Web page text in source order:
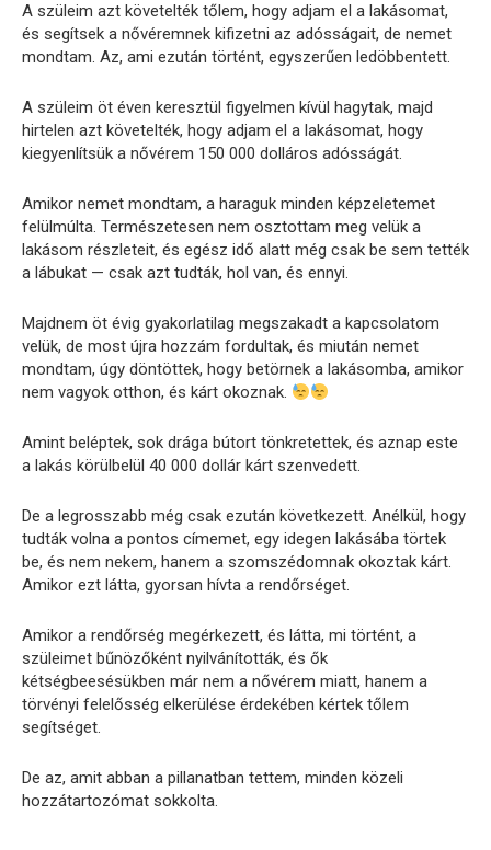
A szüleim azt követelték tőlem, hogy adjam el a lakásomat,
és segítsek a nővéremnek kifizetni az adósságait, de nemet
mondtam. Az, ami ezután történt, egyszerűen ledöbbentett.
A szüleim öt éven keresztül figyelmen kívül hagytak, majd
hirtelen azt követelték, hogy adjam el a lakásomat, hogy
kiegyenlítsük a nővérem 150 000 dolláros adósságát.
Amikor nemet mondtam, a haraguk minden képzeletemet
felülmúlta. Természetesen nem osztottam meg velük a
lakásom részleteit, és egész idő alatt még csak be sem tették
a lábukat — csak azt tudták, hol van, és ennyi.
Majdnem öt évig gyakorlatilag megszakadt a kapcsolatom
velük, de most újra hozzám fordultak, és miután nemet
mondtam, úgy döntöttek, hogy betörnek a lakásomba, amikor
nem vagyok otthon, és kárt okoznak.
Amint beléptek, sok drága bútort tönkretettek, és aznap este
a lakás körülbelül 40 000 dollár kárt szenvedett.
De a legrosszabb még csak ezután következett. Anélkül, hogy
tudták volna a pontos címemet, egy idegen lakásába törtek
be, és nem nekem, hanem a szomszédomnak okoztak kárt.
Amikor ezt látta, gyorsan hívta a rendőrséget.
Amikor a rendőrség megérkezett, és látta, mi történt, a
szüleimet bűnözőként nyilvánították, és ők
kétségbeesésükben már nem a nővérem miatt, hanem a
törvényi felelősség elkerülése érdekében kértek tőlem
segítséget.
De az, amit abban a pillanatban tettem, minden közeli
hozzátartozómat sokkolta.